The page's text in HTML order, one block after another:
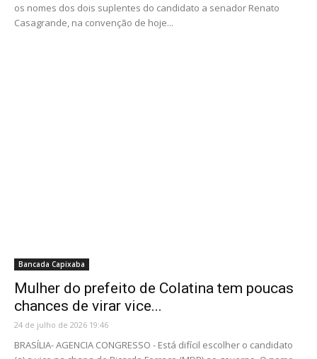
os nomes dos dois suplentes do candidato a senador Renato
Casagrande, na convenção de hoje...
Bancada Capixaba
Mulher do prefeito de Colatina tem poucas
chances de virar vice...
24 de julho de 2026 19:46
BRASÍLIA- AGENCIA CONGRESSO - Está difícil escolher o candidato